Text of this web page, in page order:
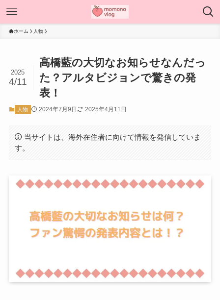
ホーム 人物
高橋藍の大切なお知らせなんだっ
た？アルタビジョンで驚きの発
表！
2025
4/11
人物 2024年7月9日 2025年4月11日
当サイトは、海外在住者に向けて情報を発信していま
す。